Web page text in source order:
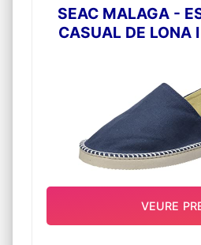
SEAC MALAGA -
CASUAL DE LONA
UNISEX
VEURE